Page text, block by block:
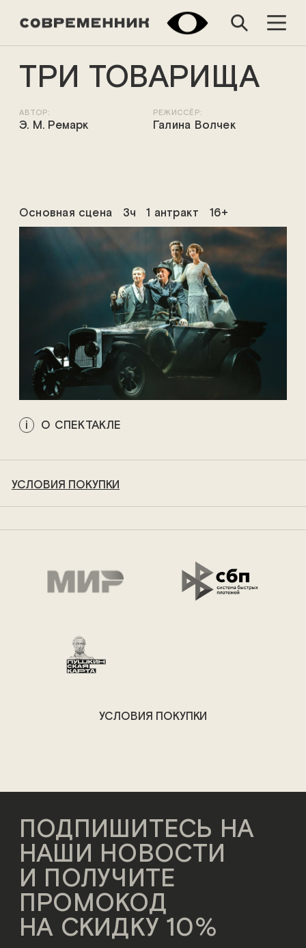
ТРИ ТОВАРИЩА
АВТОР:
Э. М. Ремарк
РЕЖИССЁР:
Галина Волчек
Основная сцена 3ч 1 антракт 16+
О СПЕКТАКЛЕ
УСЛОВИЯ ПОКУПКИ
УСЛОВИЯ ПОКУПКИ
ПОДПИШИТЕСЬ НА
НАШИ НОВОСТИ
И ПОЛУЧИТЕ
ПРОМОКОД
НА СКИДКУ 10%